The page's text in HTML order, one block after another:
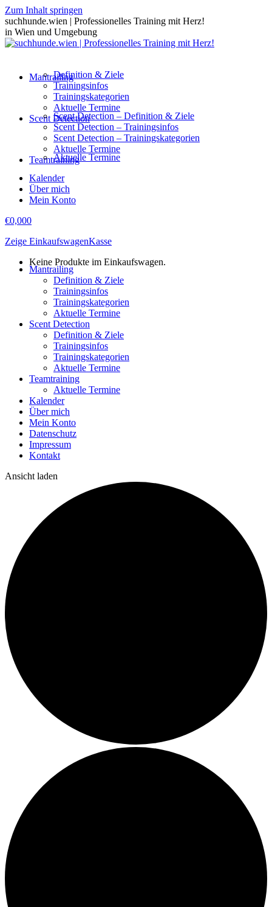
Zum Inhalt springen
suchhunde.wien | Professionelles Training mit Herz!
in Wien und Umgebung
MantrailingDefinition & Ziele
Trainingsinfos
Trainingskategorien
Aktuelle Termine
Scent Detection
Scent Detection – Definition & Ziele
Scent Detection – Trainingsinfos
Scent Detection – Trainingskategorien
Aktuelle Termine
TeamtrainingAktuelle Termine
Kalender
Über mich
Mein Konto
€0,000
Zeige EinkaufswagenKasse
Keine Produkte im Einkaufswagen.
Mantrailing
Definition & Ziele
Trainingsinfos
Trainingskategorien
Aktuelle Termine
Scent Detection
Definition & Ziele
Trainingsinfos
Trainingskategorien
Aktuelle Termine
Teamtraining
Aktuelle Termine
Kalender
Über mich
Mein Konto
Datenschutz
Impressum
Kontakt
Ansicht laden